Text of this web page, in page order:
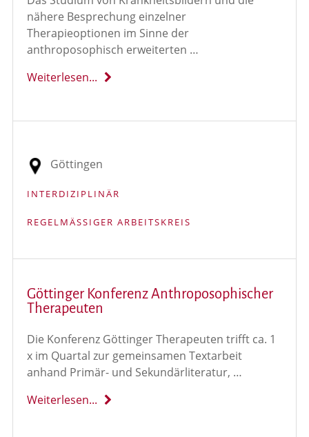
nähere Besprechung einzelner
Therapieoptionen im Sinne der
anthroposophisch erweiterten …
Weiterlesen...
Göttinger Konferenz Anthroposophischer
Therapeuten
Die Konferenz Göttinger Therapeuten trifft ca. 1
x im Quartal zur gemeinsamen Textarbeit
anhand Primär- und Sekundärliteratur, …
Weiterlesen...
Göttingen
INTERDIZIPLINÄR
REGELMÄSSIGER ARBEITSKREIS